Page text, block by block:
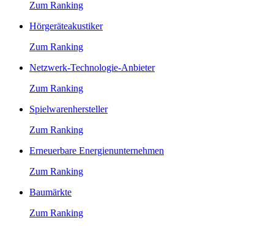
Zum Ranking
Hörgeräteakustiker
Zum Ranking
Netzwerk-Technologie-Anbieter
Zum Ranking
Spielwarenhersteller
Zum Ranking
Erneuerbare Energienunternehmen
Zum Ranking
Baumärkte
Zum Ranking